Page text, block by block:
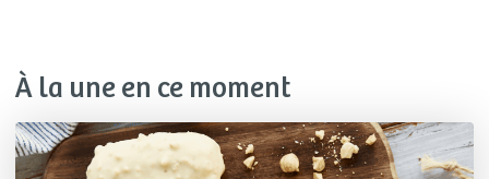
À la une en ce moment